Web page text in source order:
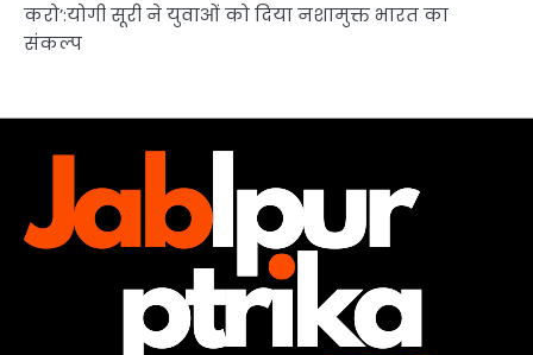
करो’:योगी सूरी ने युवाओं को दिया नशामुक्त भारत का
संकल्प